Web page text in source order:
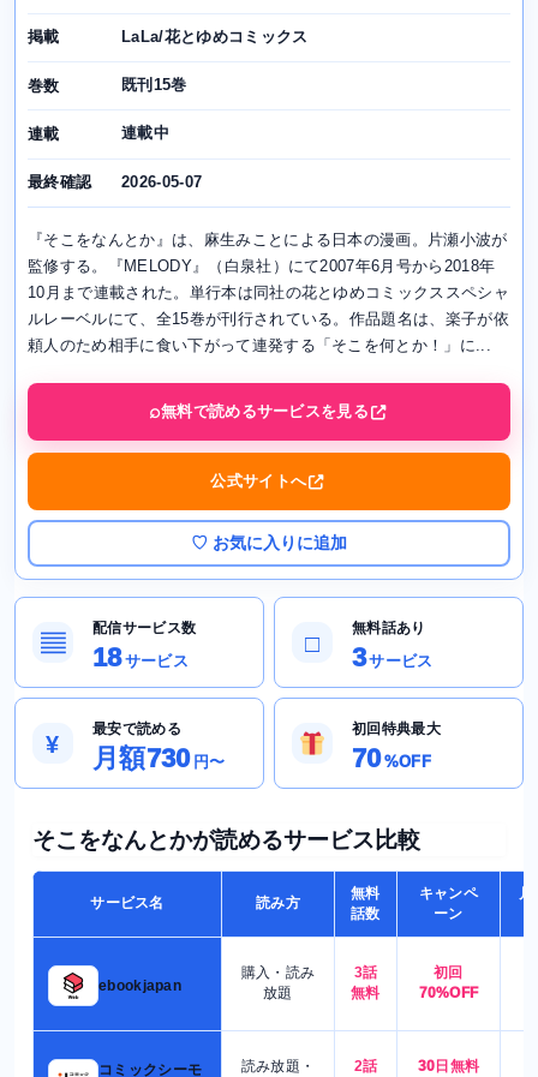
掲載 LaLa/花とゆめコミックス
巻数 既刊15巻
連載 連載中
最終確認 2026-05-07
『そこをなんとか』は、麻生みことによる日本の漫画。片瀬小波が
監修する。『MELODY』（白泉社）にて2007年6月号から2018年
10月まで連載された。単行本は同社の花とゆめコミックススペシャ
ルレーベルにて、全15巻が刊行されている。作品題名は、楽子が依
頼人のため相手に食い下がって連発する「そこを何とか！」に...
無料で読めるサービスを見る
公式サイトへ
♡ お気に入りに追加
▤
配信サービス数
18サービス
□
無料話あり
3サービス
¥
最安で読める
月額730 円〜
初回特典最大
70%OFF
そこをなんとかが読めるサービス比較
サービス名 読み方
無料
話数
キャンペ
ーン
月
ebookjapan
購入・読み
放題
3話
無料
初回
70%OFF
コミックシーモ
読み放題・
2話
30日無料